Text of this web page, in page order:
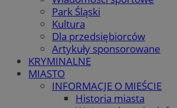
Park Śląski
Kultura
Dla przedsiębiorców
Artykuły sponsorowane
KRYMINALNE
MIASTO
INFORMACJE O MIEŚCIE
Historia miasta